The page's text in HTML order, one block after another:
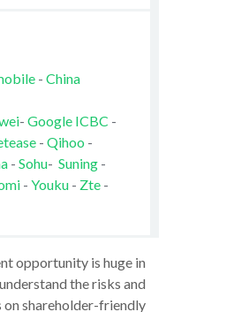
- China
- Google ICBC -
- Qihoo -
- Sohu- Suning-
- Youku - Zte-
opportunity is huge in
the risks and
on shareholder-friendly